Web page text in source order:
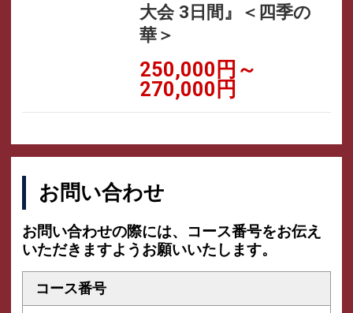
大会 3日間』＜四季の
華＞
250,000円～
270,000円
お問い合わせ
お問い合わせの際には、コース番号をお伝え
いただきますようお願いいたします。
コース番号